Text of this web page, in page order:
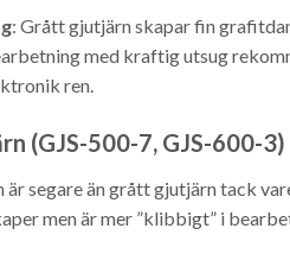
: Grått gjutjärn skapar fin
med kraftig utsug
ren.
(GJS-500-7, GJS-600-3)
är segare än grått gjutjärn tack
men är mer ”klibbigt” i